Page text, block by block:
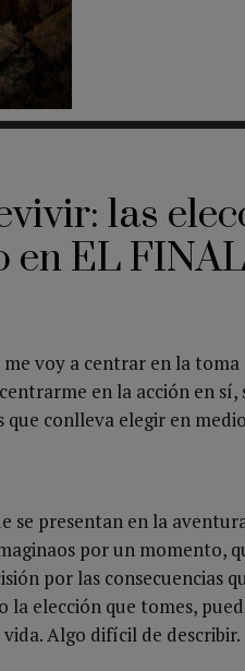
las
en EL
voy a centrar en la toma
en la acción en sí,
conlleva elegir en
se presentan en la
por un momento,
por las consecuencias
la elección que tomes,
Algo difícil de describir.